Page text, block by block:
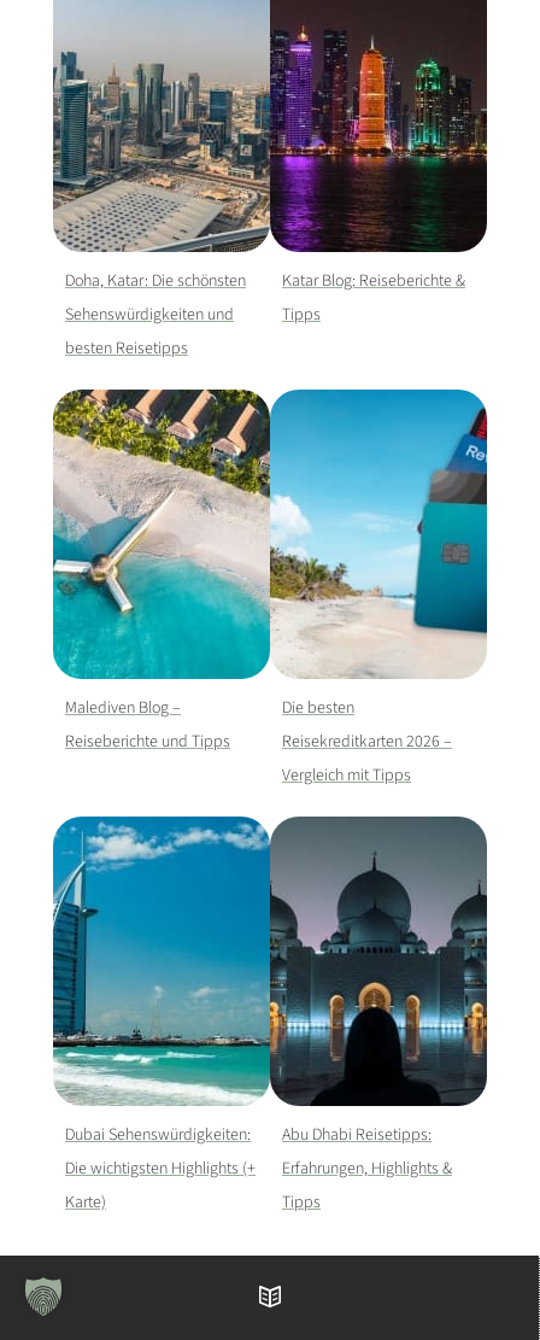
Doha, Katar: Die schönsten
Sehenswürdigkeiten und
besten Reisetipps
Katar Blog: Reiseberichte &
Tipps
Malediven Blog –
Reiseberichte und Tipps
Die besten
Reisekreditkarten 2026 –
Vergleich mit Tipps
Dubai Sehenswürdigkeiten:
Die wichtigsten Highlights (+
Karte)
Abu Dhabi Reisetipps:
Erfahrungen, Highlights &
Tipps
SCHREIBE EINENInhaltsverzeichnis